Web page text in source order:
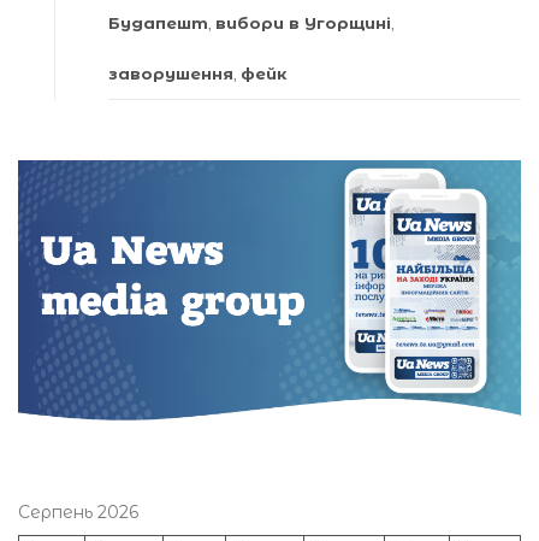
Будапешт вибори в Угорщині
заворушення фейк
Серпень 2026